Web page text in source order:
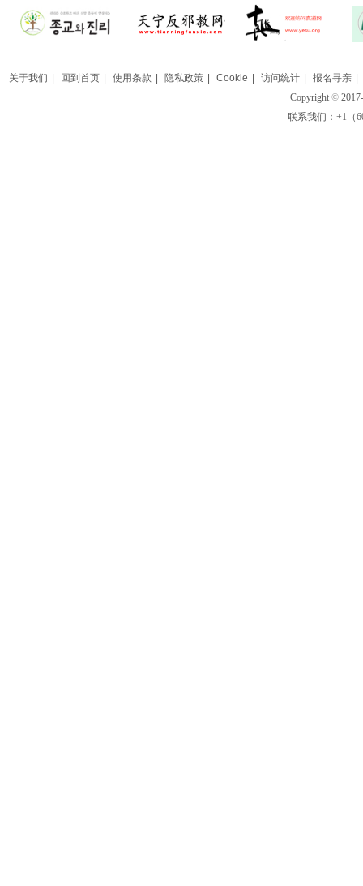
关于我们 回到首页 使用条款 隐私政策 Cookie 访问统计 报名寻亲
Copyright ©
联系我们：+1（